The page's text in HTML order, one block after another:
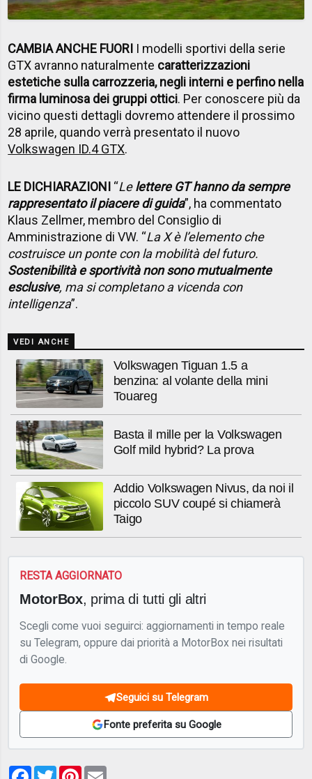
CAMBIA ANCHE FUORI I modelli sportivi della serie
GTX avranno naturalmente caratterizzazioni
estetiche sulla carrozzeria, negli interni e perfino nella
firma luminosa dei gruppi ottici. Per conoscere più da
vicino questi dettagli dovremo attendere il prossimo
28 aprile, quando verrà presentato il nuovo
Volkswagen ID.4 GTX.
LE DICHIARAZIONI “Lelettere GT hanno da sempre
rappresentato il piacere di guida”, ha commentato
Klaus Zellmer, membro del Consiglio di
Amministrazione di VW. “La X è l’elemento che
costruisce un ponte con la mobilità del futuro.
Sostenibilità e sportività non sono mutualmente
esclusive, ma si completano a vicenda con
intelligenza”.
VEDI ANCHE
Volkswagen Tiguan 1.5 a
benzina: al volante della mini
Touareg
Basta il mille per la Volkswagen
Golf mild hybrid? La prova
Addio Volkswagen Nivus, da noi il
piccolo SUV coupé si chiamerà
Taigo
RESTA AGGIORNATO
MotorBox, prima di tutti gli altri
Scegli come vuoi seguirci: aggiornamenti in tempo reale
su Telegram, oppure dai priorità a MotorBox nei risultati
di Google.
Seguici su Telegram
Fonte preferita su Google
Facebook
TwitterPinterest